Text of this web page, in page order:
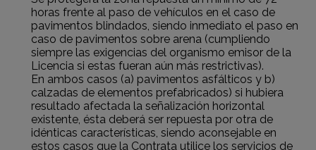
horas frente al paso de vehículos en el caso de
pavimentos blindados, siendo inmediato el paso en
caso de pavimentos sobre arena (cumpliendo
siempre las exigencias del organismo emisor de la
Licencia si estas fueran aún más restrictivas).
En ambos casos (a) pavimentos asfálticos y b)
calzadas de elementos prefabricados) si hubiera
resultado afectada la señalización horizontal
existente, ésta deberá ser repuesta por otra de
idénticas características, siendo aconsejable en
estos casos que la Contrata utilice los servicios de